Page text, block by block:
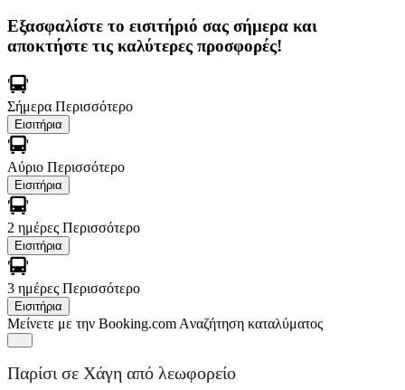
Εξασφαλίστε το εισιτήριό σας σήμερα και
αποκτήστε τις καλύτερες προσφορές!
Σήμερα Περισσότερο
Εισιτήρια
Αύριο Περισσότερο
Εισιτήρια
2 ημέρες Περισσότερο
Εισιτήρια
3 ημέρες Περισσότερο
Εισιτήρια
Μείνετε με την Booking.com Aναζήτηση καταλύματος
Παρίσι σε Χάγη από λεωφορείο